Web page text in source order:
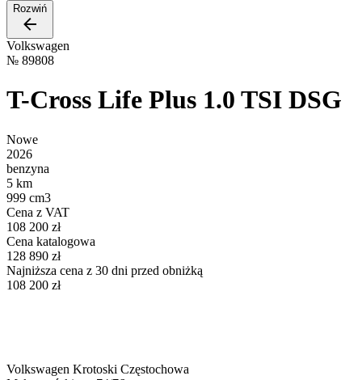
Rozwiń
Volkswagen
№ 89808
T-Cross Life Plus 1.0 TSI DSG
Nowe
2026
benzyna
5 km
999 cm3
Cena z VAT
108 200 zł
Cena katalogowa
128 890 zł
Najniższa cena z 30 dni przed obniżką
108 200 zł
Volkswagen Krotoski Częstochowa